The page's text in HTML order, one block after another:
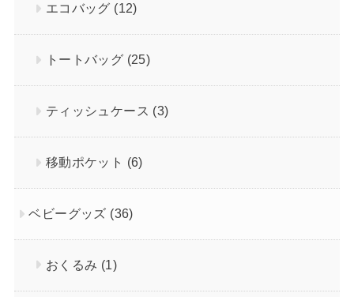
エコバッグ (12)
トートバッグ (25)
ティッシュケース (3)
移動ポケット (6)
ベビーグッズ (36)
おくるみ (1)